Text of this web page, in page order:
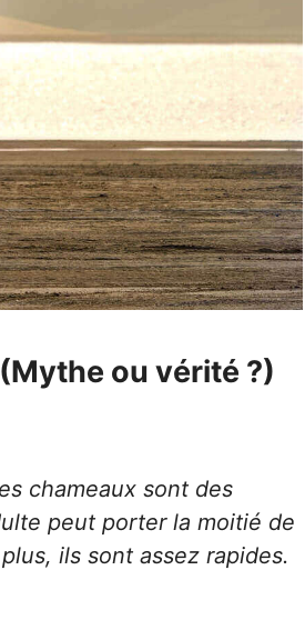
ou vérité ?)
chameaux sont des
peut porter la moitié de
ils sont assez rapides.